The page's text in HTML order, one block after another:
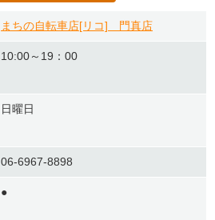
まちの自転車店[リコ] 門真店
10:00～19：00
日曜日
06-6967-8898
●